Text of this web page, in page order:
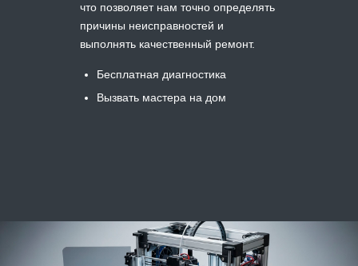
что позволяет нам точно определять
причины неисправностей и
выполнять качественный ремонт.
Бесплатная диагностика
Вызвать мастера на дом